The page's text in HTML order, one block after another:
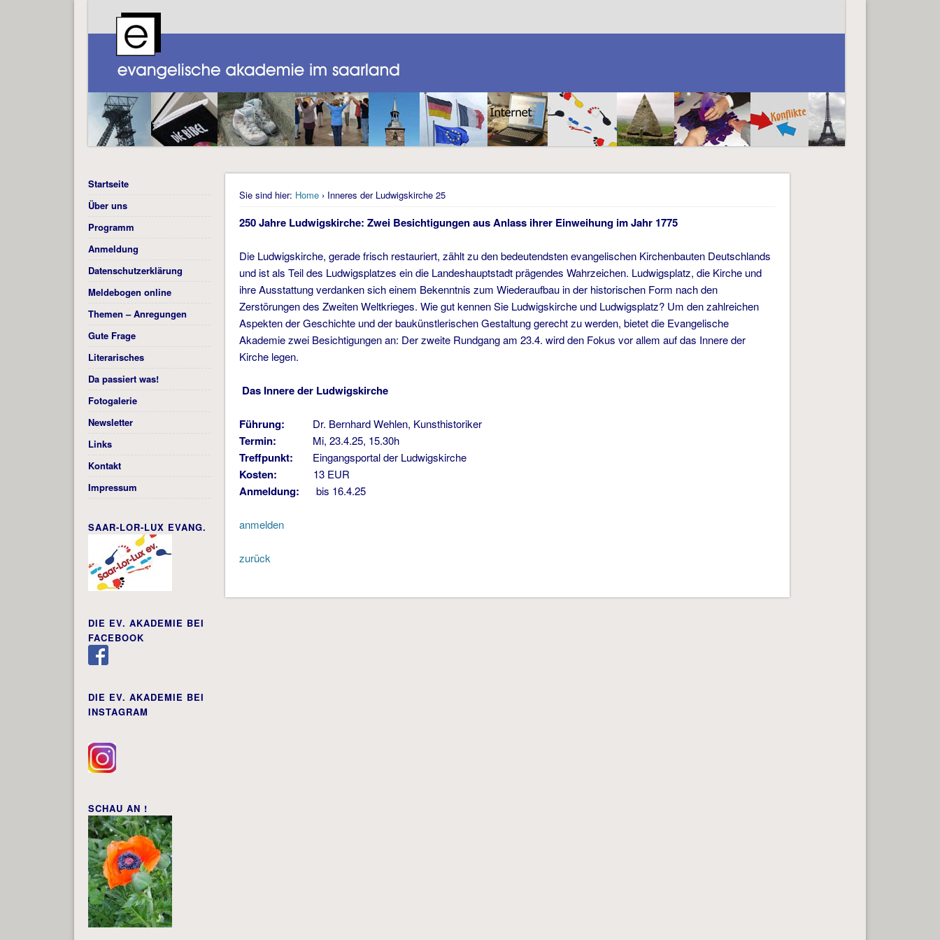
Sie sind hier: Home › Inneres der Ludwigskirche 25
250 Jahre Ludwigskirche: Zwei Besich­tigungen aus Anlass ihrer Einweihung im Jahr 1775
Die Ludwigskirche, gerade frisch restauriert, zählt zu den bedeutendsten evangelischen Kirchenbauten Deutschlands
und ist als Teil des Ludwigsplatzes ein die Landeshauptstadt prägendes Wahrzeichen. Ludwigsplatz, die Kirche und
ihre Ausstattung verdanken sich einem Bekenntnis zum Wiederaufbau in der historischen Form nach den
Zerstörungen des Zweiten Weltkrieges. Wie gut kennen Sie Ludwigskirche und Ludwigsplatz? Um den zahlreichen
Aspekten der Geschichte und der baukünstlerischen Gestaltung gerecht zu werden, bietet die Evangelische
Akademie zwei Besichtigungen an: Der zweite Rundgang am 23.4. wird den Fokus vor allem auf das Innere der
Kirche legen.
Das Innere der Ludwigskirche
Führung: Dr. Bernhard Wehlen, Kunsthistoriker
Termin: Mi, 23.4.25, 15.30h
Treffpunkt: Eingangsportal der Ludwigskirche
Kosten: 13 EUR
Anmeldung:bis 16.4.25
anmelden
zurück
Startseite
Über uns
Programm
Anmeldung
Datenschutzerklärung
Meldebogen online
Themen – Anregungen
Gute Frage
Literarisches
Da passiert was!
Fotogalerie
Newsletter
Links
Kontakt
Impressum
SAAR-LOR-LUX EVANG.
DIE EV. AKADEMIE BEI
FACEBOOK
DIE EV. AKADEMIE BEI
INSTAGRAM
SCHAU AN !